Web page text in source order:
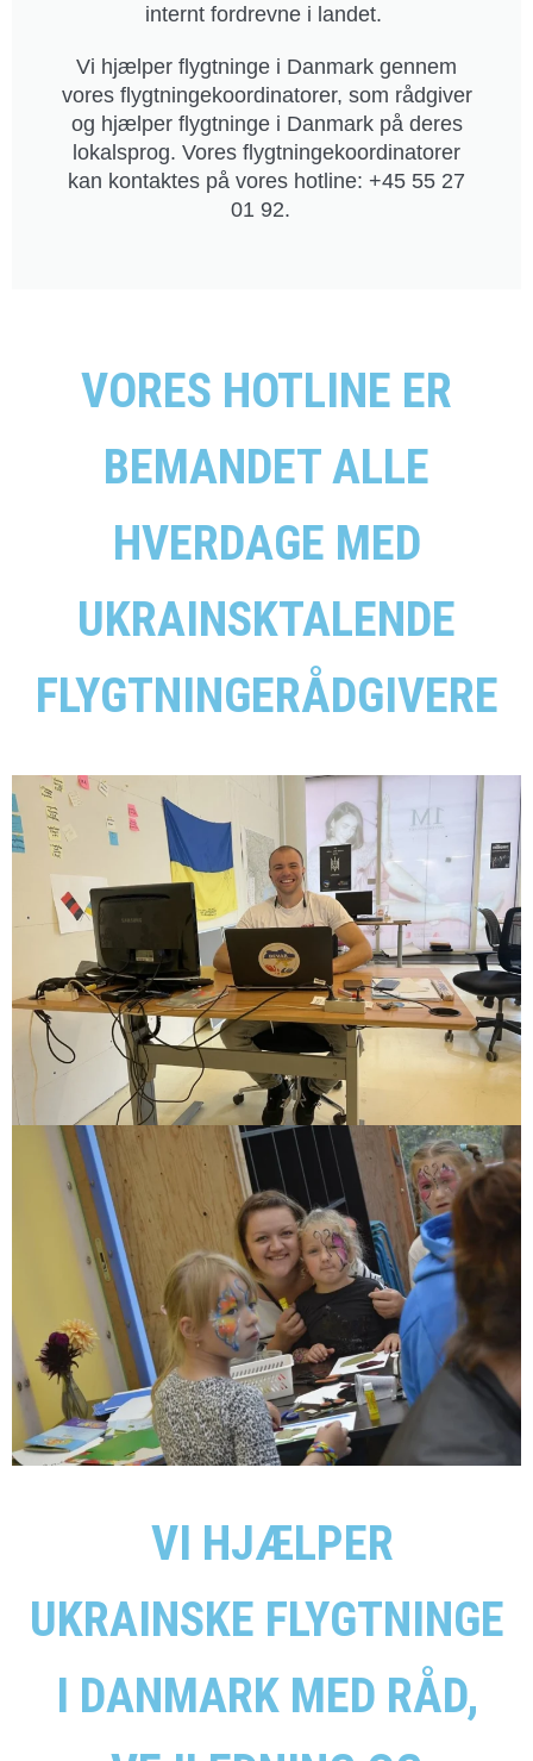
internt fordrevne i landet.
Vi hjælper flygtninge i Danmark gennem
vores flygtningekoordinatorer, som rådgiver
og hjælper flygtninge i Danmark på deres
lokalsprog. Vores flygtningekoordinatorer
kan kontaktes på vores hotline: +45 55 27
01 92.
VORES HOTLINE ER
BEMANDET ALLE
HVERDAGE MED
UKRAINSKTALENDE
FLYGTNINGERÅDGIVERE
VI HJÆLPER
UKRAINSKE FLYGTNINGE
I DANMARK MED RÅD,